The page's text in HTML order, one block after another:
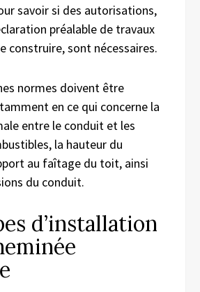
savoir si des autorisations,
préalable de travaux
construire, sont nécessaires.
normes doivent être
en ce qui concerne la
entre le conduit et les
la hauteur du
au faîtage du toit, ainsi
du conduit.
d’installation